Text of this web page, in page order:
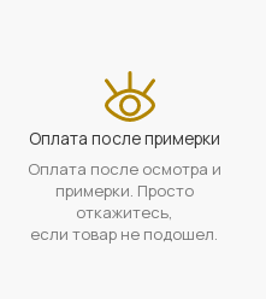
Оплата после примерки
Оплата после осмотра и
примерки. Просто
откажитесь,
если товар не подошел.